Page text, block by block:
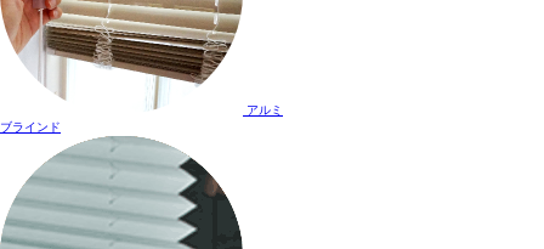
アルミ
ブラインド